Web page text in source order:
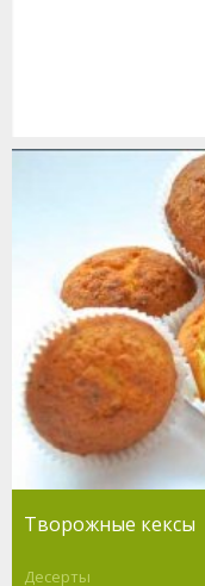
Творожные кексы
Десерты